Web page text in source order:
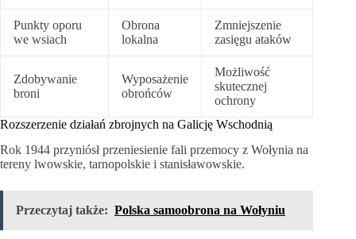
Punkty oporu
we wsiach
Obrona
lokalna
Zmniejszenie
zasięgu ataków
Zdobywanie
broni
Wyposażenie
obrońców
Możliwość
skutecznej
ochrony
Rozszerzenie działań zbrojnych na Galicję Wschodnią
Rok 1944 przyniósł przeniesienie fali przemocy z Wołynia na
tereny lwowskie, tarnopolskie i stanisławowskie.
Przeczytaj także: Polska samoobrona na Wołyniu